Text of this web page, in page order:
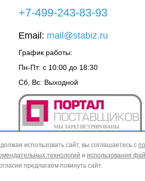
+7-499-243-83-93
Email: mail@stabiz.ru
График работы:
Пн-Пт: с 10:00 до 18:30
Сб, Вс: Выходной
использовать сайт, вы соглашаетесь с
технологий и использования
предлагаем покинуть сайт.